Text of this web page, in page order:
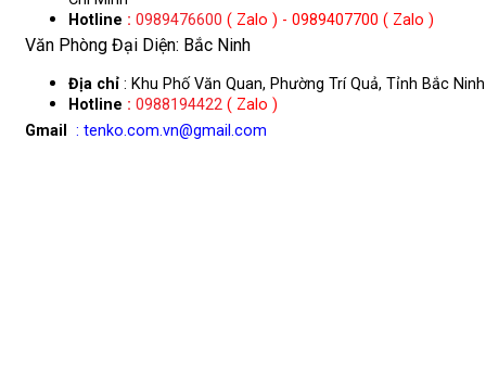
Hotline : 0989476600 ( Zalo ) - 0989407700 ( Zalo )
Văn Phòng Đại Diện: Bắc Ninh
Địa chỉ : Khu Phố Văn Quan, Phường Trí Quả, Tỉnh Bắc Ninh
Hotline : 0988194422 ( Zalo )
Gmail : tenko.com.vn@gmail.com